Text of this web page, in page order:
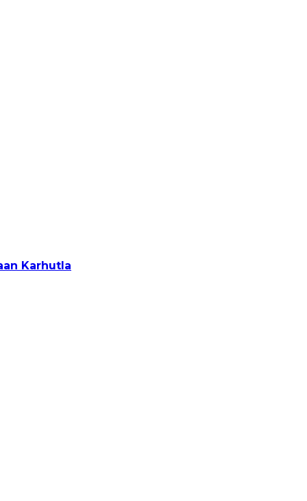
Karhutla